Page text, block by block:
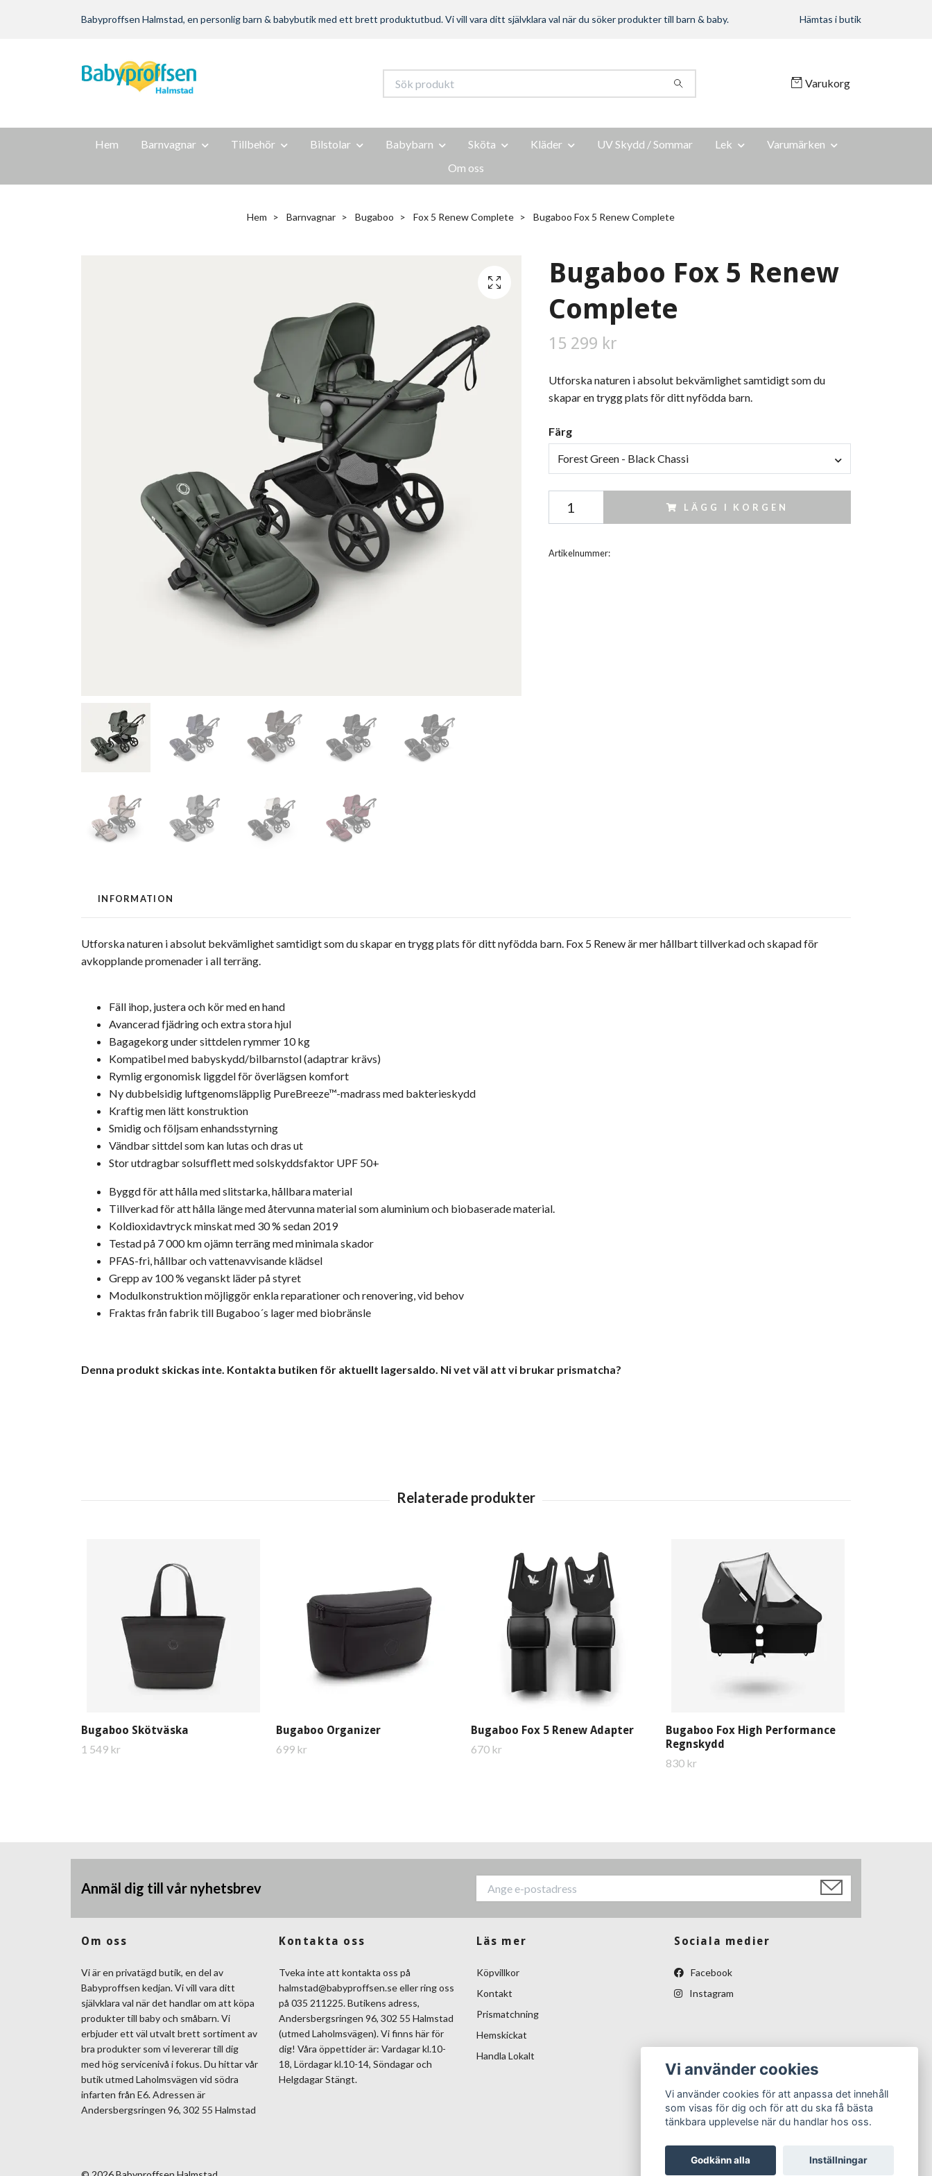
Babyproffsen Halmstad, en personlig barn & babybutik med ett brett produktutbud. Vi vill vara ditt självklara val när du söker produkter till barn & baby. Hämtas i butik
Varukorg
Hem Barnvagnar Tillbehör Bilstolar Babybarn Sköta Kläder UV Skydd / Sommar Lek
Varumärken
Om oss
Hem Barnvagnar Bugaboo Fox 5 Renew Complete Bugaboo Fox 5 Renew Complete
Bugaboo Fox 5 Renew
Complete
15 299 kr
Utforska naturen i absolut bekvämlighet samtidigt som du
skapar en trygg plats för ditt nyfödda barn.
Färg
Forest Green - Black Chassi
LÄGG I KORGEN
Artikelnummer:
INFORMATION
Utforska naturen i absolut bekvämlighet samtidigt som du skapar en trygg plats för ditt nyfödda barn. Fox 5 Renew är mer hållbart tillverkad och skapad för
avkopplande promenader i all terräng.
Fäll ihop, justera och kör med en hand
Avancerad fjädring och extra stora hjul
Bagagekorg under sittdelen rymmer 10 kg
Kompatibel med babyskydd/bilbarnstol (adaptrar krävs)
Rymlig ergonomisk liggdel för överlägsen komfort
Ny dubbelsidig luftgenomsläpplig PureBreeze™-madrass med bakterieskydd
Kraftig men lätt konstruktion
Smidig och följsam enhandsstyrning
Vändbar sittdel som kan lutas och dras ut
Stor utdragbar solsufflett med solskyddsfaktor UPF 50+
Byggd för att hålla med slitstarka, hållbara material
Tillverkad för att hålla länge med återvunna material som aluminium och biobaserade material.
Koldioxidavtryck minskat med 30 % sedan 2019
Testad på 7 000 km ojämn terräng med minimala skador
PFAS-fri, hållbar och vattenavvisande klädsel
Grepp av 100 % veganskt läder på styret
Modulkonstruktion möjliggör enkla reparationer och renovering, vid behov
Fraktas från fabrik till Bugaboo´s lager med biobränsle
Denna produkt skickas inte. Kontakta butiken för aktuellt lagersaldo. Ni vet väl att vi brukar prismatcha?
Bugaboo Skötväska
1 549 kr
Bugaboo Organizer
699 kr
Bugaboo Fox 5 Renew Adapter
670 kr
Bugaboo Fox High Performance
Regnskydd
830 kr
Anmäl dig till vår nyhetsbrev
Om oss
Vi är en privatägd butik, en del av
Babyproffsen kedjan. Vi vill vara ditt
självklara val när det handlar om att köpa
produkter till baby och småbarn. Vi
erbjuder ett väl utvalt brett sortiment av
bra produkter som vi levererar till dig
med hög servicenivå i fokus. Du hittar vår
butik utmed Laholmsvägen vid södra
infarten från E6. Adressen är
Andersbergsringen 96, 302 55 Halmstad
Kontakta oss
Tveka inte att kontakta oss på
halmstad@babyproffsen.seeller ring oss
på 035 211225. Butikens adress,
Andersbergsringen 96, 302 55 Halmstad
(utmed Laholmsvägen). Vi finns här för
dig! Våra öppettider är: Vardagar kl.10-
18, Lördagar kl.10-14, Söndagar och
Helgdagar Stängt.
Läs mer
Köpvillkor
Kontakt
Prismatchning
Hemskickat
Handla Lokalt
Sociala medier
Facebook
Instagram
Vi använder cookies
Vi använder cookies för att anpassa det innehåll
som visas för dig och för att du ska få bästa
tänkbara upplevelse när du handlar hos oss.
Godkänn alla Inställningar